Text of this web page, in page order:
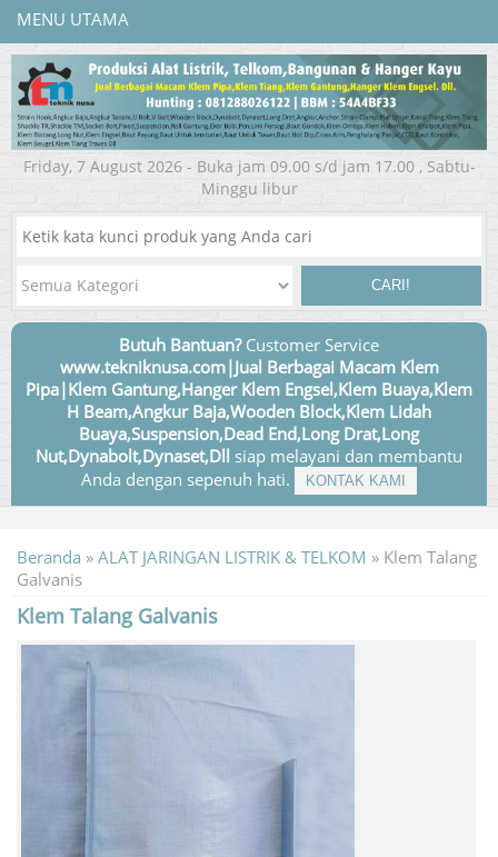
MENU UTAMA
Friday, 7 August 2026 - Buka jam 09.00 s/d jam 17.00 , Sabtu-
Minggu libur
CARI!
Butuh Bantuan?Customer Service
www.tekniknusa.com|Jual Berbagai Macam Klem
Pipa|Klem Gantung,Hanger Klem Engsel,Klem Buaya,Klem
H Beam,Angkur Baja,Wooden Block,Klem Lidah
Buaya,Suspension,Dead End,Long Drat,Long
Nut,Dynabolt,Dynaset,Dll siap melayani dan membantu
Anda dengan sepenuh hati.
KONTAK KAMI
Beranda » ALAT JARINGAN LISTRIK & TELKOM » Klem Talang
Galvanis
Klem Talang Galvanis